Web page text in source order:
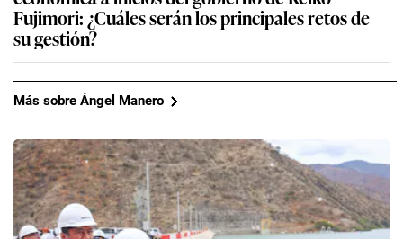
Fujimori: ¿Cuáles serán los principales retos de
su gestión?
Más sobre Ángel Manero